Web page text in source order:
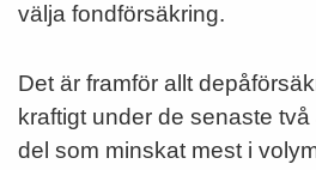
välja fondförsäkring.
Det är framför allt
kraftigt under de senaste
del som minskat mest i